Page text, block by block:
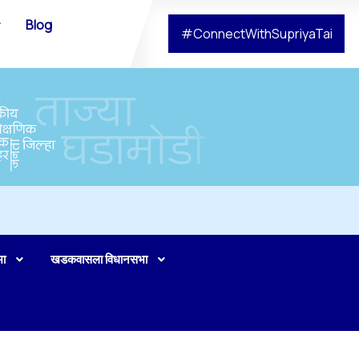
Blog
#ConnectWithSupriyaTai
खडकवासला विधानसभा